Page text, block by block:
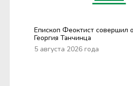
Епископ Феоктист совершил
Георгия Танчинца
5 августа 2026 года